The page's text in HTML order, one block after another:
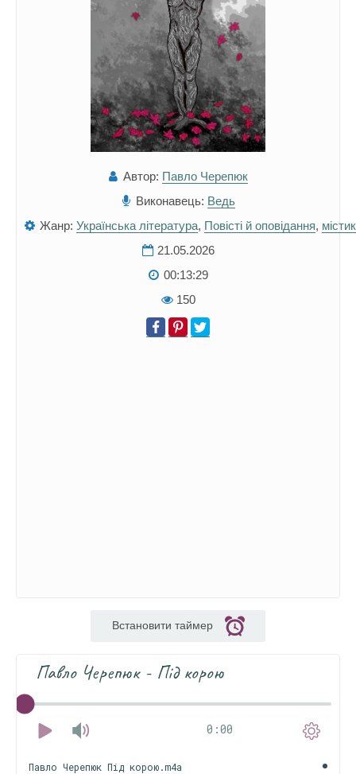
Автор: Павло Черепюк
Виконавець: Ведь
Жанр: Українська література, Повісті й оповідання,
21.05.2026
00:13:29
150
Встановити таймер
Павло Черепюк - Під корою
0:00
Павло Черепюк Під корою.m4a